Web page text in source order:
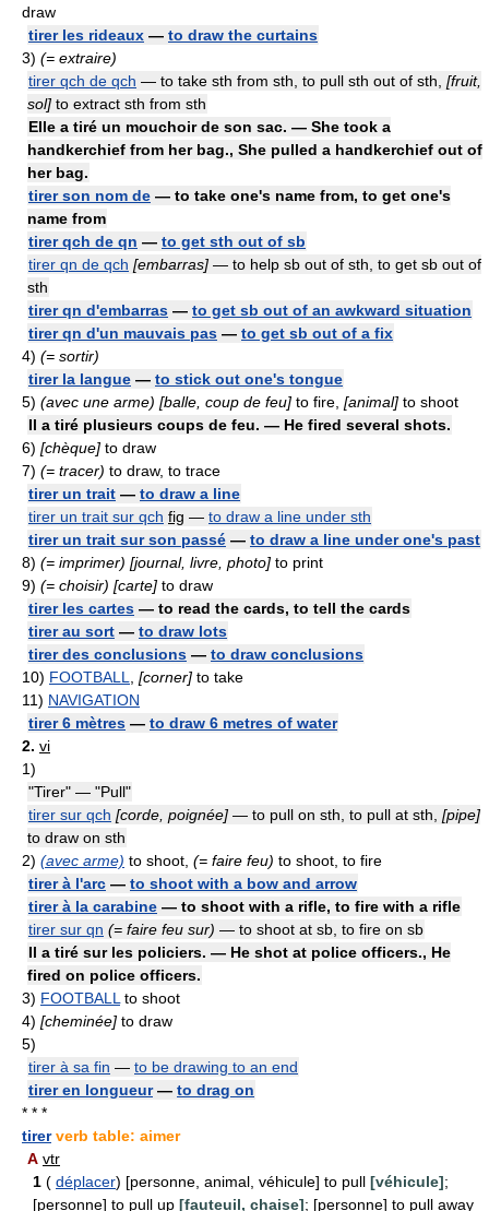
draw
tirer les rideaux — to draw the curtains
3) (= extraire)
tirer qch de qch — to take sth from sth, to pull sth out of sth, [fruit,
sol] to extract sth from sth
Elle a tiré un mouchoir de son sac. — She took a
handkerchief from her bag., She pulled a handkerchief out of
her bag.
tirer son nom de — to take one's name from, to get one's
name from
tirer qch de qn — to get sth out of sb
tirer qn de qch [embarras] — to help sb out of sth, to get sb out of
sth
tirer qn d'embarras — to get sb out of an awkward situation
tirer qn d'un mauvais pas — to get sb out of a fix
4) (= sortir)
tirer la langue — to stick out one's tongue
5) (avec une arme) [balle, coup de feu] to fire, [animal] to shoot
Il a tiré plusieurs coups de feu. — He fired several shots.
6) [chèque] to draw
7) (= tracer) to draw, to trace
tirer un trait — to draw a line
tirer un trait sur qch fig — to draw a line under sth
tirer un trait sur son passé — to draw a line under one's past
8) (= imprimer) [journal, livre, photo] to print
9) (= choisir) [carte] to draw
tirer les cartes — to read the cards, to tell the cards
tirer au sort — to draw lots
tirer des conclusions — to draw conclusions
10) FOOTBALL [corner] to take
11) NAVIGATION
tirer 6 mètres — to draw 6 metres of water
2. vi
1)
"Tirer" — "Pull"
tirer sur qch [corde, poignée] — to pull on sth, to pull at sth, [pipe]
to draw on sth
2) (avec arme) to shoot, (= faire feu) to shoot, to fire
tirer à l'arc — to shoot with a bow and arrow
tirer à la carabine — to shoot with a rifle, to fire with a rifle
tirer sur qn (= faire feu sur) — to shoot at sb, to fire on sb
Il a tiré sur les policiers. — He shot at police officers., He
fired on police officers.
3) FOOTBALL to shoot
4) [cheminée] to draw
5)
tirer à sa fin — to be drawing to an end
tirer en longueur— to drag on
* * *
tirer verb table: aimer
A vtr
1 ( déplacer) [personne, animal, véhicule] to pull [véhicule];
[personne] to pull up [fauteuil, chaise]; [personne] to pull away